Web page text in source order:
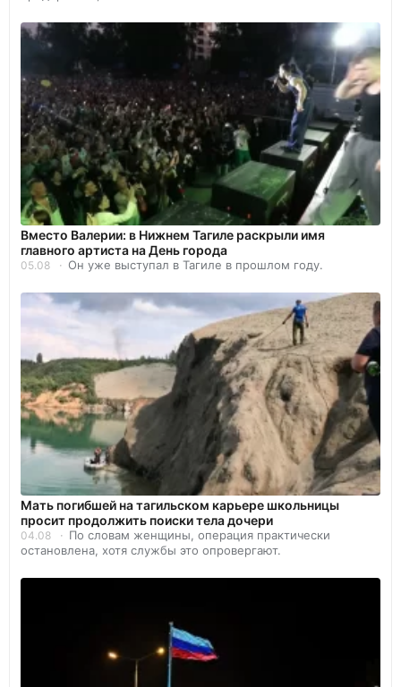
Вместо Валерии: в Нижнем Тагиле раскрыли имя
главного артиста на День города
05.08 Он уже выступал в Тагиле в прошлом году.
Мать погибшей на тагильском карьере школьницы
просит продолжить поиски тела дочери
04.08
По словам женщины, операция практически
остановлена, хотя службы это опровергают.